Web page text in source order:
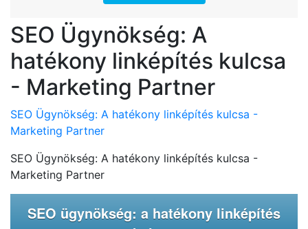
SEO Ügynökség: A
hatékony linképítés kulcsa
- Marketing Partner
SEO Ügynökség: A hatékony linképítés kulcsa -
Marketing Partner
SEO Ügynökség: A hatékony linképítés kulcsa -
Marketing Partner